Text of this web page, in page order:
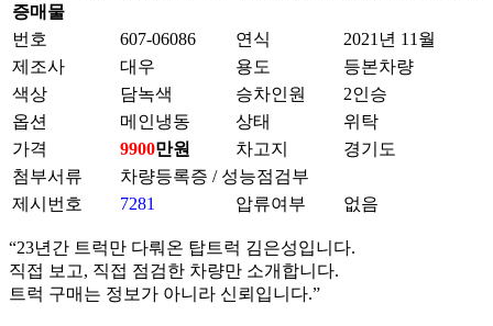
증매물
번호
607-06086 연식
2021년 11월
제조사
대우 용도
등본차량
색상
담녹색 승차인원
2인승
옵션
메인냉동 상태
위탁
가격
9900만원 차고지
경기도
첨부서류
차량등록증 / 성능점검부
제시번호
7281 압류여부 없음
“23년간 트럭만 다뤄온 탑트럭 김은성입니다.
직접 보고, 직접 점검한 차량만 소개합니다.
트럭 구매는 정보가 아니라 신뢰입니다.”